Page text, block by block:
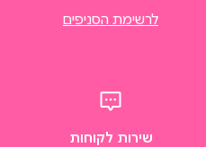
לרשימת הסניפים
שירות לקוחות